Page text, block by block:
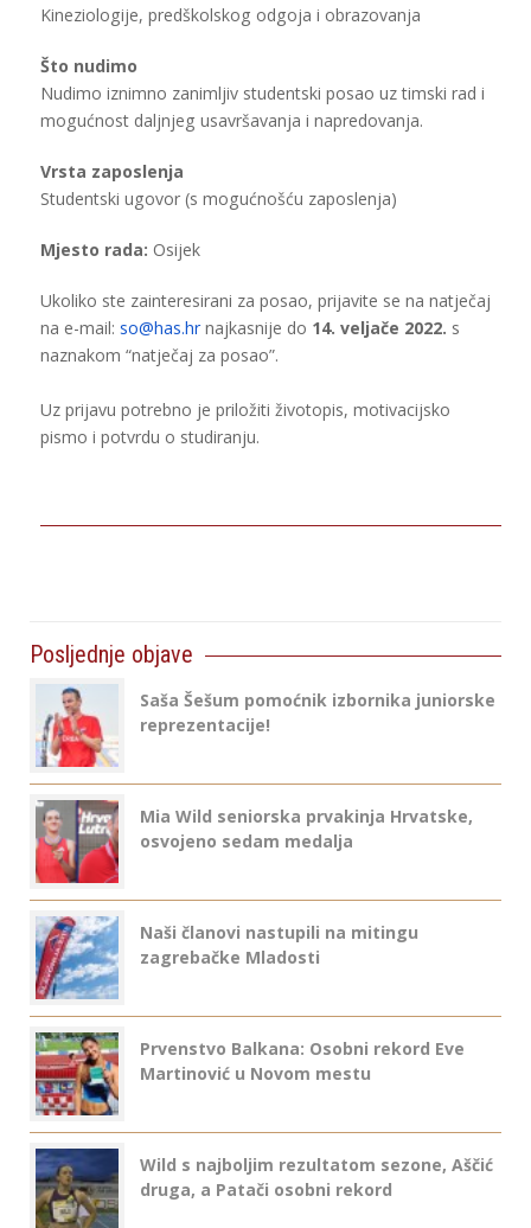
Kineziologije, predškolskog odgoja i obrazovanja
Što nudimo
Nudimo iznimno zanimljiv studentski posao uz timski rad i
mogućnost daljnjeg usavršavanja i napredovanja.
Vrsta zaposlenja
Studentski ugovor (s mogućnošću zaposlenja)
Mjesto rada: Osijek
Ukoliko ste zainteresirani za posao, prijavite se na natječaj
na e-mail: so@has.hrnajkasnije do 14. veljače 2022. s
naznakom “natječaj za posao”.
Uz prijavu potrebno je priložiti životopis, motivacijsko
pismo i potvrdu o studiranju.
Posljednje objave
Saša Šešum pomoćnik izbornika juniorske
reprezentacije!
Mia Wild seniorska prvakinja Hrvatske,
osvojeno sedam medalja
Naši članovi nastupili na mitingu
zagrebačke Mladosti
Prvenstvo Balkana: Osobni rekord Eve
Martinović u Novom mestu
Wild s najboljim rezultatom sezone, Aščić
druga, a Patači osobni rekord